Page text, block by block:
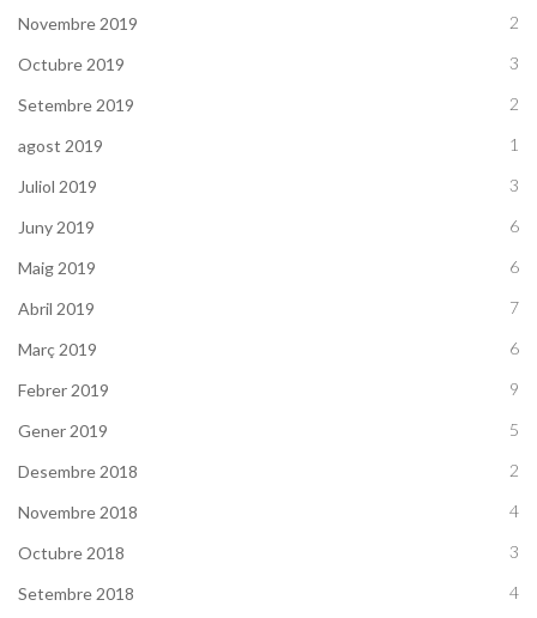
Novembre 2019 2
Octubre 2019 3
Setembre 2019 2
agost 2019 1
Juliol 2019 3
Juny 2019 6
Maig 2019 6
Abril 2019 7
Març 2019 6
Febrer 2019 9
Gener 2019 5
Desembre 2018 2
Novembre 2018 4
Octubre 2018 3
Setembre 2018 4